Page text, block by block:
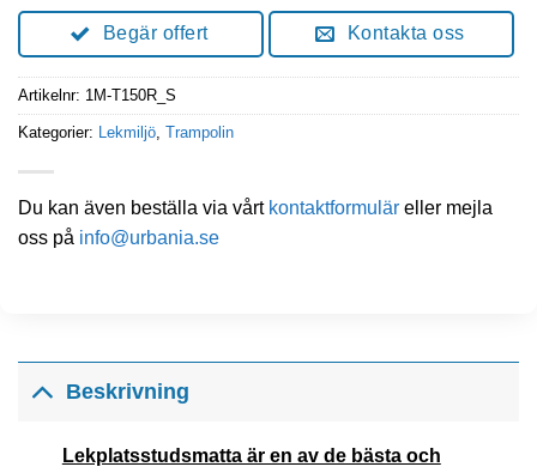
Begär offert Kontakta oss
Artikelnr: 1M-T150R_S
Kategorier: Lekmiljö Trampolin
Du kan även beställa via vårt kontaktformulär eller mejla
oss på info@urbania.se
Beskrivning
Lekplatsstudsmatta är en av de bästa och